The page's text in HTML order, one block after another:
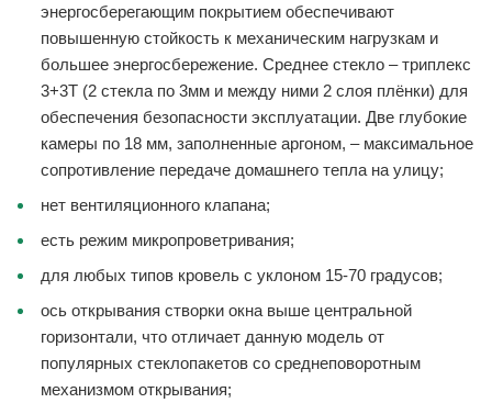
энергосберегающим покрытием обеспечивают
повышенную стойкость к механическим нагрузкам и
большее энергосбережение. Среднее стекло – триплекс
3+3Т (2 стекла по 3мм и между ними 2 слоя плёнки) для
обеспечения безопасности эксплуатации. Две глубокие
камеры по 18 мм, заполненные аргоном, – максимальное
сопротивление передаче домашнего тепла на улицу;
нет вентиляционного клапана;
есть режим микропроветривания;
для любых типов кровель с уклоном 15-70 градусов;
ось открывания створки окна выше центральной
горизонтали, что отличает данную модель от
популярных стеклопакетов со среднеповоротным
механизмом открывания;